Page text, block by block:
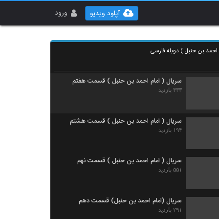
ورود آپلود ویدیو
احمد بن حنبل ) دوبله فارسی
سریال ( امام احمد بن حنبل ) قسمت ششم
۲۷۸ بازدید
سریال ( امام احمد بن حنبل ) قسمت هفتم
۳۳۳ بازدید
سریال ( امام احمد بن حنبل ) قسمت هشتم
۱۹۴ بازدید
سریال ( امام احمد بن حنبل ) قسمت نهم
۵۵۱ بازدید
سریال (امام احمد بن حنبل) قسمت دهم
۲۹۱ بازدید